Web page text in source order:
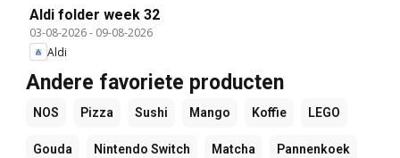
Aldi folder week 32
03-08-2026- 09-08-2026
Aldi
Andere favoriete producten
NOS Pizza Sushi Mango Koffie LEGO
Gouda Nintendo Switch Matcha Pannenkoek